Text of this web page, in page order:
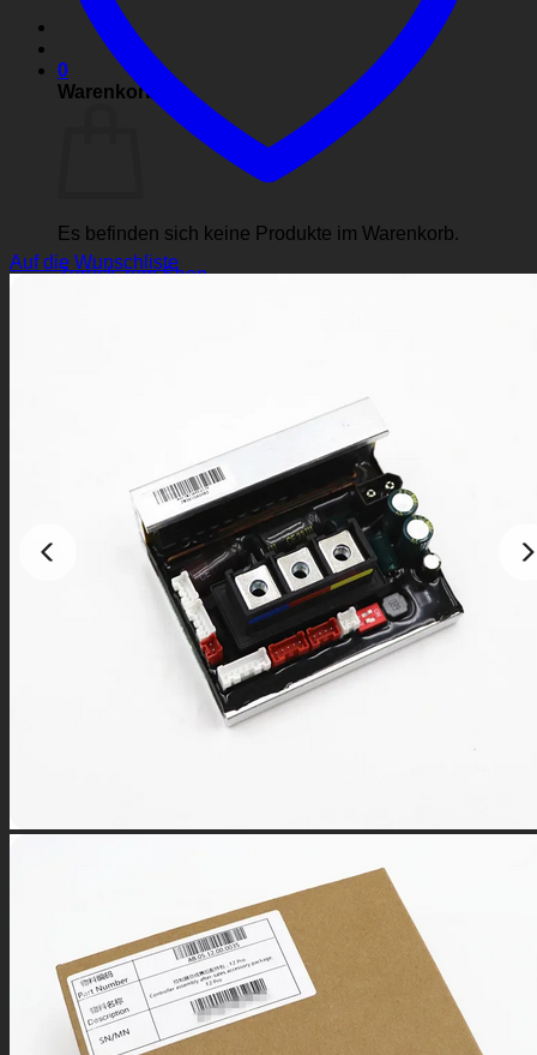
0
Warenkorb
Es befinden sich keine Produkte im Warenkorb.
Zurück zum Shop
Auf die Wunschliste